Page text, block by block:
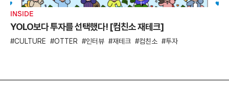
INSIDE
YOLO보다 투자를 선택했다! [컴친소 재테크]
CULTURE OTTER 인터뷰 재테크 컴친소 투자